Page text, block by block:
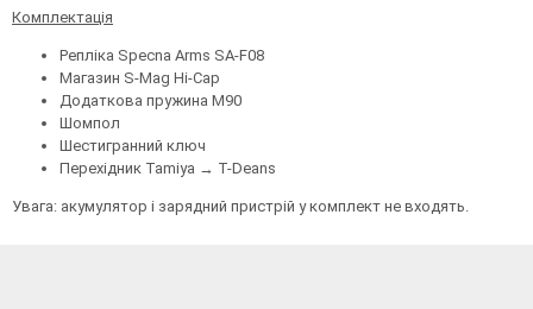
Комплектація
Репліка Specna Arms SA-F08
Магазин S-Mag Hi-Cap
Додаткова пружина M90
Шомпол
Шестигранний ключ
Перехідник Tamiya → T-Deans
Увага: акумулятор і зарядний пристрій у комплект не входять.